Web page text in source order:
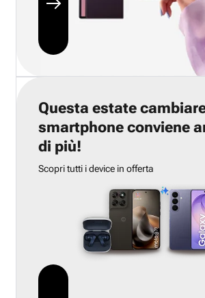
Questa estate
smartphone conviene
di più!
Scopri tutti i device in offerta